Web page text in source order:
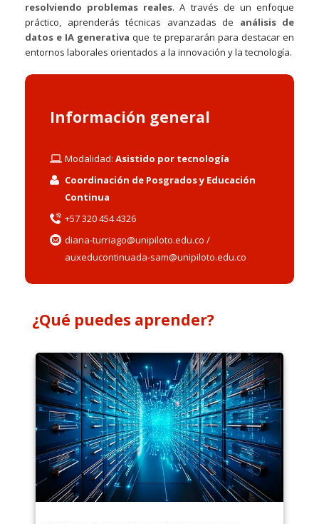
resolviendo problemas reales. A través de un enfoque
práctico, aprenderás técnicas avanzadas de análisis de
datos e IA generativa que te prepararán para destacar en
entornos laborales orientados a la innovación y la tecnología.
Información general
Modalidad: Asistido por tecnología
Coordinación de Posgrados y Educación
Continua
+57 320 454 4326
diana-turriago@unipiloto.edu.co /
auxeducontinuada-sam@unipiloto.edu.co
¿Qué puedes aprender?